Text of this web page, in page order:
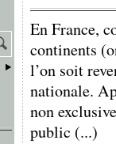
En France,
continents
l’on soit
nationale.
non
public (...)